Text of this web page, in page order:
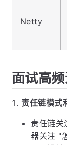
Netty
面试高频
责任链模式
责任链关
器关注 "